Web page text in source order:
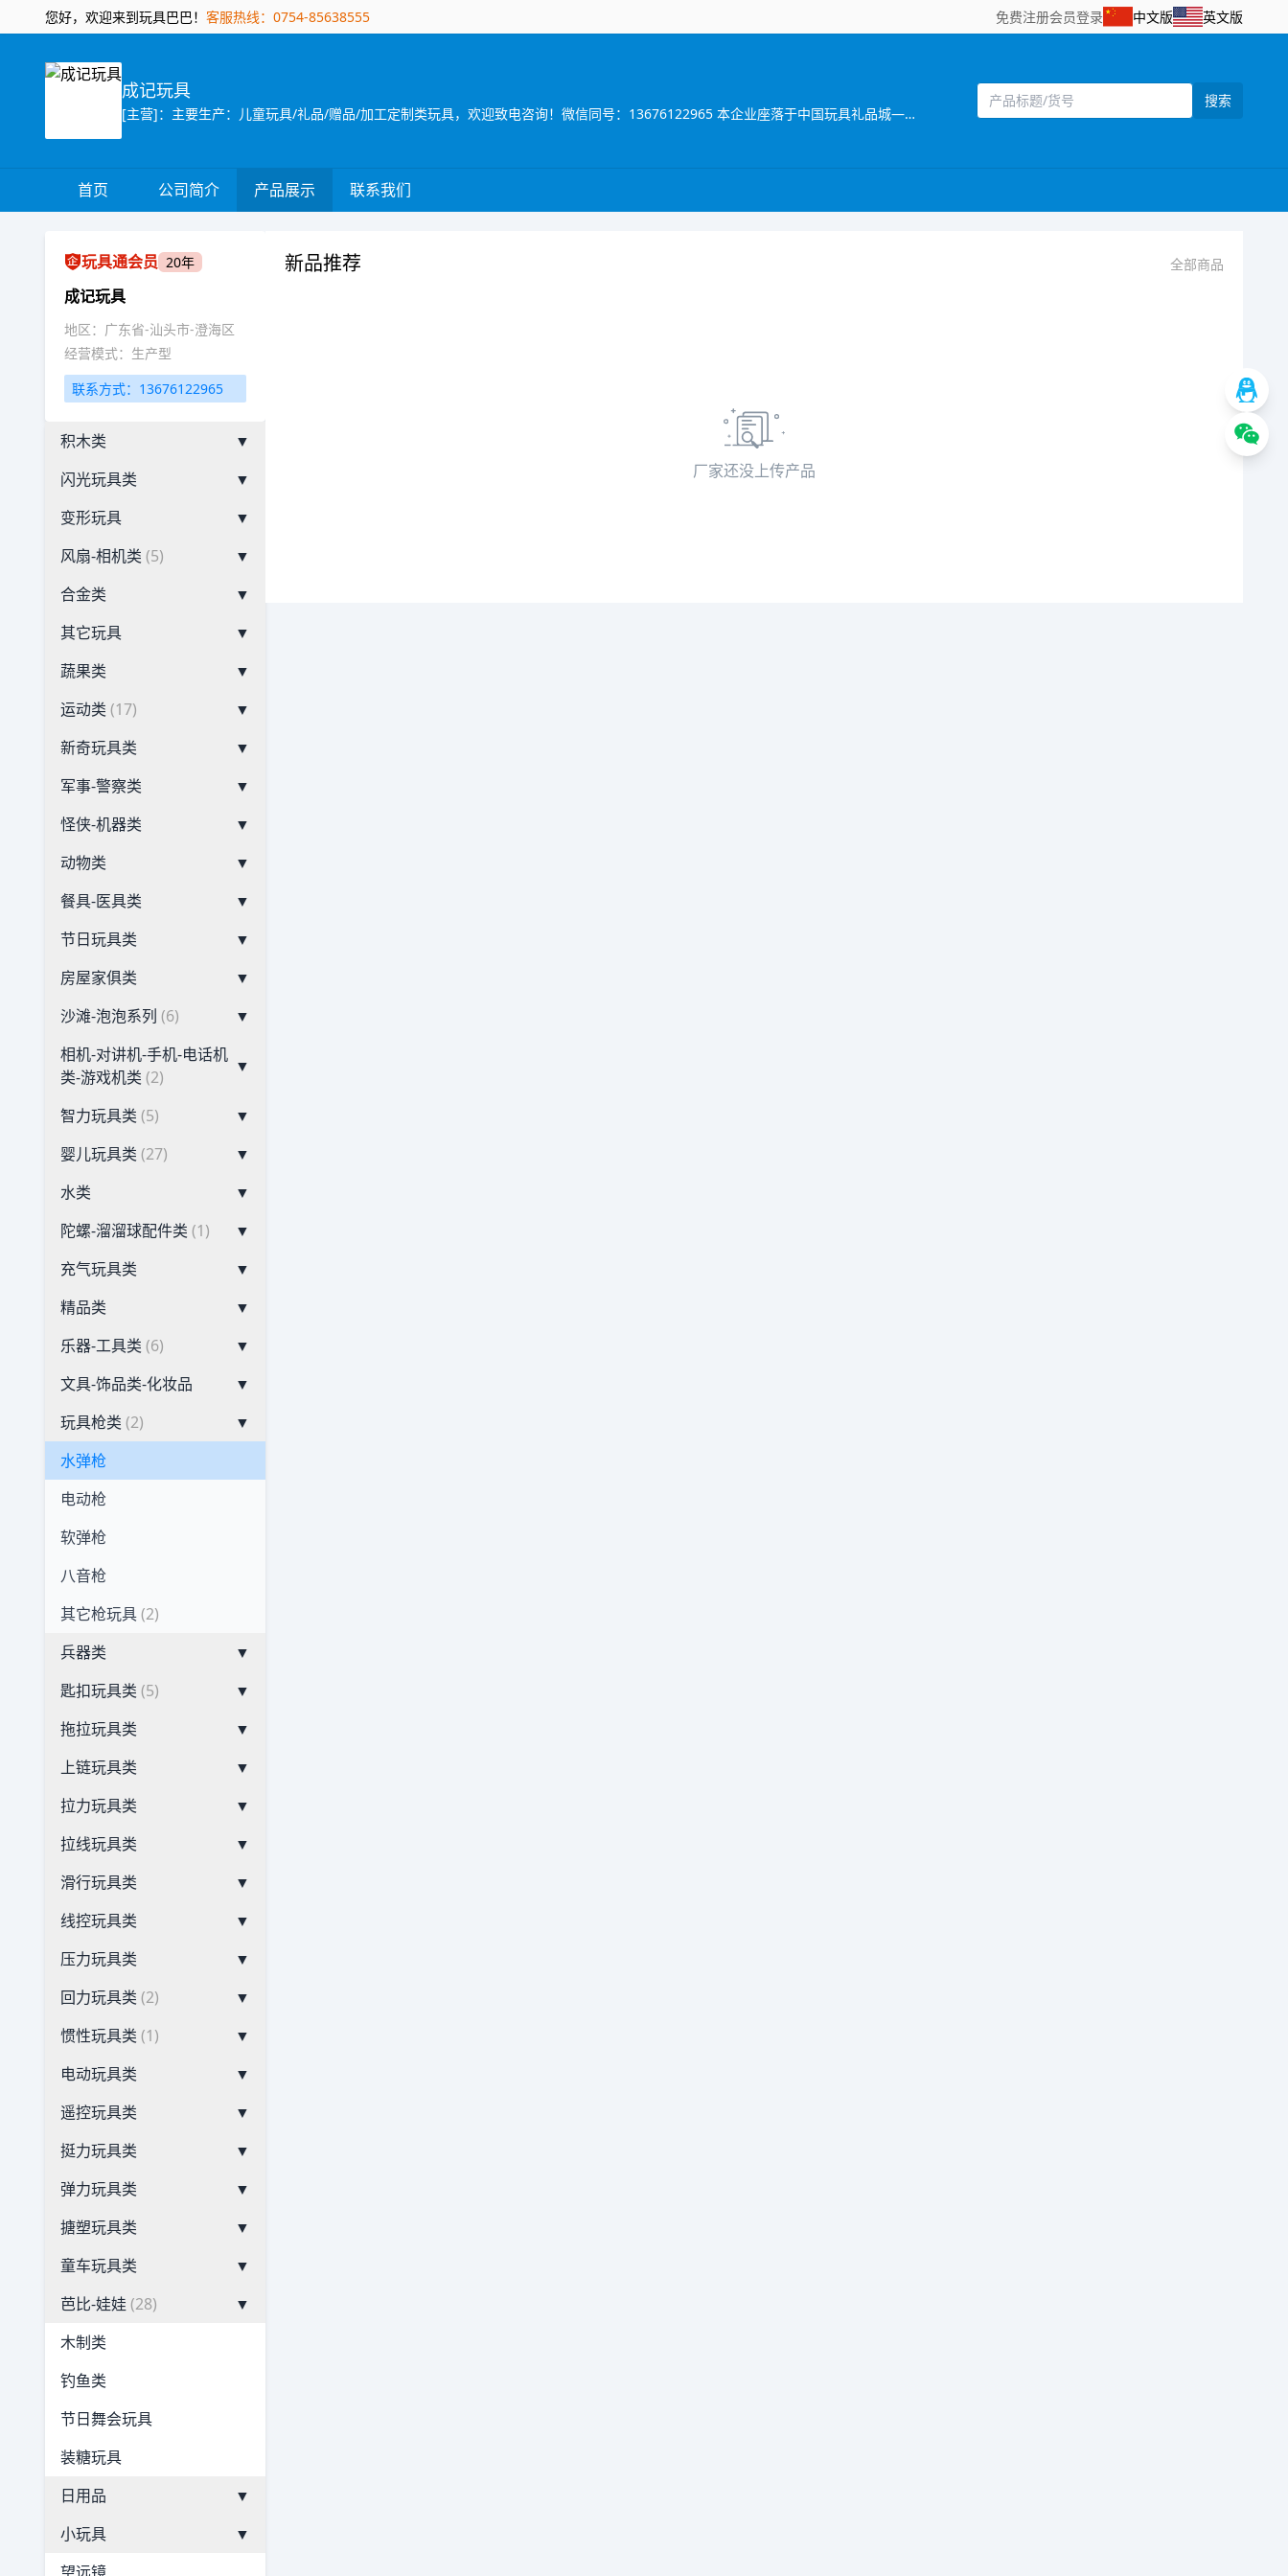
您好，欢迎来到玩具巴巴！ 客服热线：0754-85638555 免费注册会员登录 中文版 英文版
成记玩具
[主营]：主要生产：儿童玩具/礼品/赠品/加工定制类玩具，欢迎致电咨询！微信同号：13676122965 本企业座落于中国玩具礼品城——广东澄海市。是一家集生产、服务于一体的玩具厂。于1998年成立。立起至今，业务持续发展 ；并稳步上升，产品远销世界各地及中国大陆。并高度保持产品的更新。企业拥有一批优秀的专业人才，能为客户提供各种满意的服务。我司遵守欧盟WEEE和ROHS的有关指令要求，符合3C认证、EN71欧洲玩具安全标准等规定，替客户严把质量关，力求把高质量的产品送到客户手中。成记玩具依靠不断追求技术创新、营销创新、管理创新、以市场、科技为导向，稳扎稳打，实现了稳步发展，规模不断扩大，凭借良好的信誉与雄厚的实力，得到客户的一致肯定。成记玩具欢迎海内外客商到我网站浏览、查询、订购；欢迎到公司展厅直接选购！ 企业秉承“让客户得到满意的产品，有竞争力的价格为宗旨，竭诚希望与各海内外客户建立长期友好的合作关系。互惠互利，携手共创辉煌明天! 地址：广东省汕头市澄海区振兴工业区(澄海车站后一路）
搜索
首页 公司简介 产品展示 联系我们
玩具通会员 20年
成记玩具
地区：广东省-汕头市-澄海区
经营模式：生产型
联系方式：13676122965
积木类
▼
闪光玩具类
▼
变形玩具
▼
风扇-相机类 (5)
▼
合金类
▼
其它玩具
▼
蔬果类
▼
运动类 (17)
▼
新奇玩具类
▼
军事-警察类
▼
怪侠-机器类
▼
动物类
▼
餐具-医具类
▼
节日玩具类
▼
房屋家俱类
▼
沙滩-泡泡系列 (6)
▼
相机-对讲机-手机-电话机
类-游戏机类 (2)
▼
智力玩具类 (5)
▼
婴儿玩具类 (27)
▼
水类
▼
陀螺-溜溜球配件类 (1)
▼
充气玩具类
▼
精品类
▼
乐器-工具类 (6)
▼
文具-饰品类-化妆品
▼
玩具枪类 (2)
▼
水弹枪
电动枪
软弹枪
八音枪
其它枪玩具(2)
兵器类
▼
匙扣玩具类 (5)
▼
拖拉玩具类
▼
上链玩具类
▼
拉力玩具类
▼
拉线玩具类
▼
滑行玩具类
▼
线控玩具类
▼
压力玩具类
▼
回力玩具类 (2)
▼
惯性玩具类 (1)
▼
电动玩具类
▼
遥控玩具类
▼
挺力玩具类
▼
弹力玩具类
▼
搪塑玩具类
▼
童车玩具类
▼
芭比-娃娃 (28)
▼
木制类
钓鱼类
节日舞会玩具
装糖玩具
日用品
▼
小玩具
▼
新品推荐 全部商品
厂家还没上传产品